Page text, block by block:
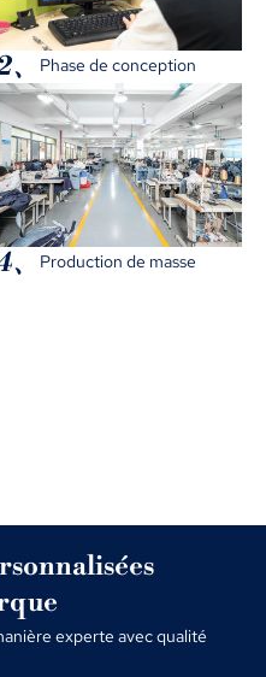
、 Phase de conception
、 Production de masse
experte avec qualité